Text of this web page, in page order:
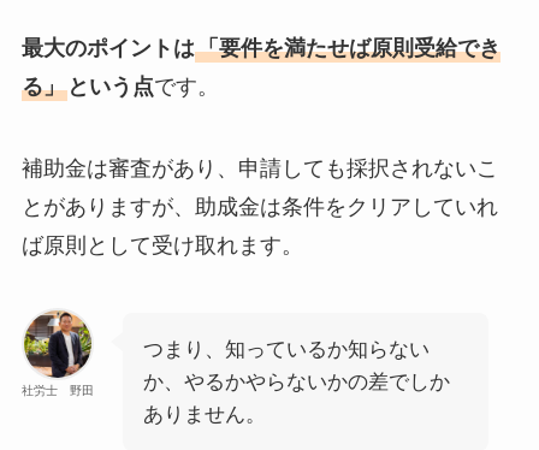
最大のポイントは「要件を満たせば原則受給でき
る」という点です。
補助金は審査があり、申請しても採択されないこ
とがありますが、助成金は条件をクリアしていれ
ば原則として受け取れます。
社労士 野田
つまり、知っているか知らない
か、やるかやらないかの差でしか
ありません。